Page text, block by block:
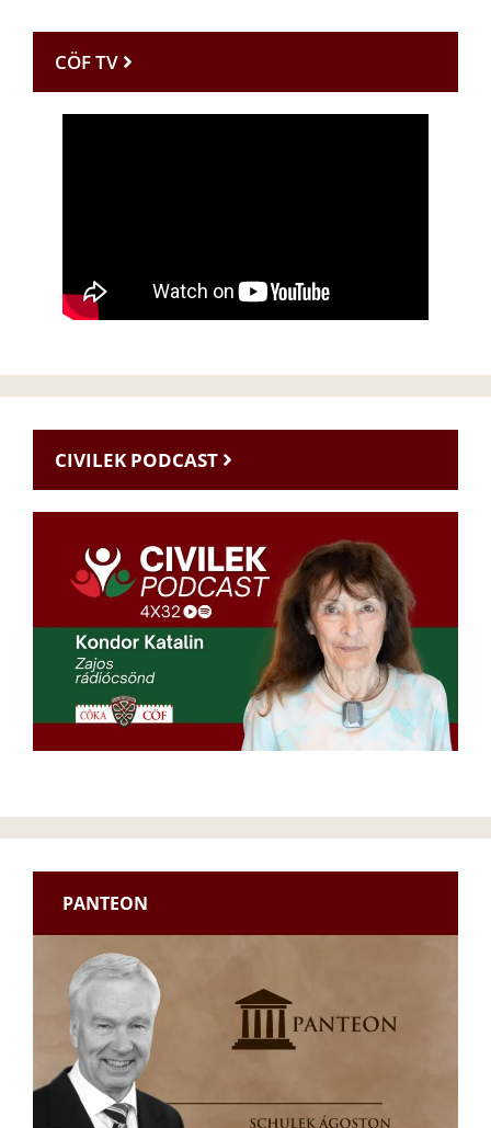
CÖF TV
CIVILEK PODCAST
PANTEON